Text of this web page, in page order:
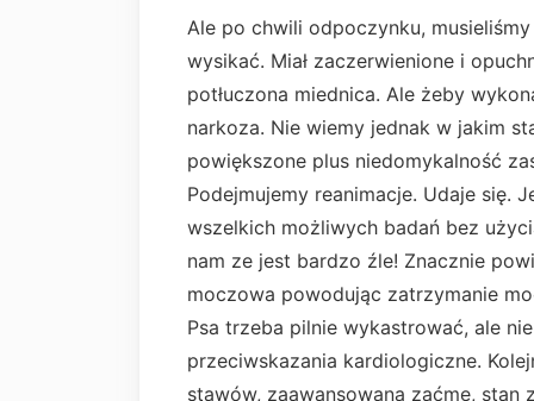
Ale po chwili odpoczynku,
wysikać. Miał zaczerwienione i
potłuczona miednica. Ale żeby
narkoza. Nie wiemy jednak w jakim
powiększone plus niedomykalność
Podejmujemy reanimacje. Udaje się.
wszelkich możliwych badań bez
nam ze jest bardzo źle! Znacznie
moczowa powodując zatrzymanie
Psa trzeba pilnie wykastrować, ale
przeciwskazania kardiologiczne.
stawów, zaawansowana zaćmę,